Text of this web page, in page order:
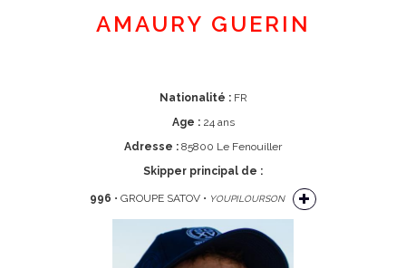
AMAURY GUERIN
Nationalité :FR
Age :24 ans
Adresse : 85800 Le Fenouiller
Skipper principal de :
996 • GROUPE SATOV • YOUPILOURSON